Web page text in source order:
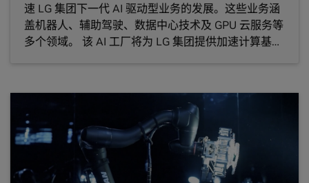
速 LG 集团下一代 AI 驱动型业务的发展。这些业务涵
盖机器人、辅助驾驶、数据中心技术及 GPU 云服务等
多个领域。 该 AI 工厂将为 LG 集团提供加速计算基础
厂平台，以及 LG 集团在消费电子、机器人、移动出
行组件、智能空间及数据中心技术领域的全球领先优
势。 双方正将 AI 模型开发、物理 AI 数据生成、机器
人仿真